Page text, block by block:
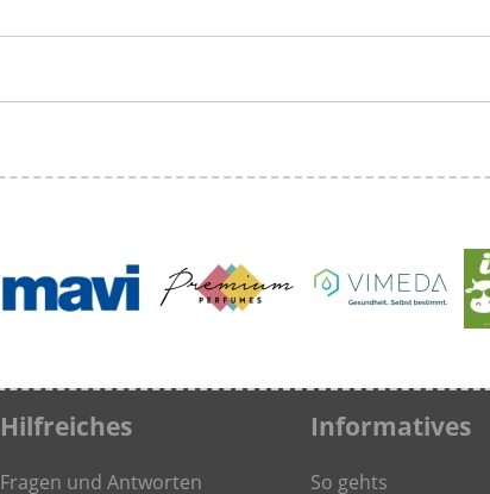
Hilfreiches
Fragen und Antworten
Informatives
So gehts